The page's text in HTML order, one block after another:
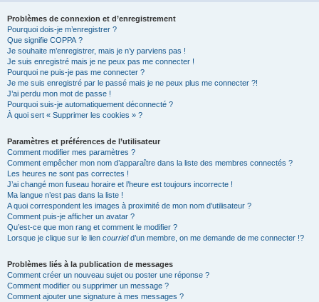
Problèmes de connexion et d’enregistrement
Pourquoi dois-je m’enregistrer ?
Que signifie COPPA ?
Je souhaite m’enregistrer, mais je n’y parviens pas !
Je suis enregistré mais je ne peux pas me connecter !
Pourquoi ne puis-je pas me connecter ?
Je me suis enregistré par le passé mais je ne peux plus me connecter ?!
J’ai perdu mon mot de passe !
Pourquoi suis-je automatiquement déconnecté ?
À quoi sert « Supprimer les cookies » ?
Paramètres et préférences de l’utilisateur
Comment modifier mes paramètres ?
Comment empêcher mon nom d’apparaître dans la liste des membres connectés ?
Les heures ne sont pas correctes !
J’ai changé mon fuseau horaire et l’heure est toujours incorrecte !
Ma langue n’est pas dans la liste !
A quoi correspondent les images à proximité de mon nom d’utilisateur ?
Comment puis-je afficher un avatar ?
Qu’est-ce que mon rang et comment le modifier ?
Lorsque je clique sur le lien courrield’un membre, on me demande de me connecter !?
Problèmes liés à la publication de messages
Comment créer un nouveau sujet ou poster une réponse ?
Comment modifier ou supprimer un message ?
Comment ajouter une signature à mes messages ?